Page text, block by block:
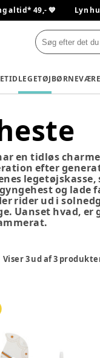
altid* 49,- 💙 Lyn
LEGETØJ
en tidløs
efter
legetøjskasse,
og lade
rider ud i
Uanset hvad, er
Viser3ud af3